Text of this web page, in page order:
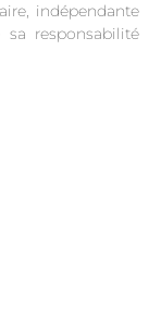
indépendante
responsabilité